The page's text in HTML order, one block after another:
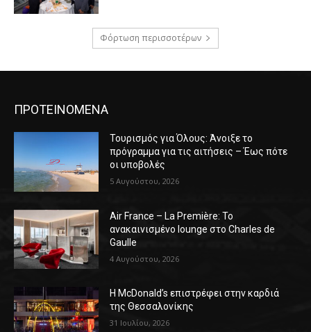
Φόρτωση περισσοτέρων
ΠΡΟΤΕΙΝΟΜΕΝΑ
Τουρισμός για Όλους: Άνοιξε το
πρόγραμμα για τις αιτήσεις – Έως πότε
οι υποβολές
5 Αυγούστου, 2026
Air France – La Première: Το
ανακαινισμένο lounge στο Charles de
Gaulle
4 Αυγούστου, 2026
Η McDonald’s επιστρέφει στην καρδιά
της Θεσσαλονίκης
31 Ιουλίου, 2026